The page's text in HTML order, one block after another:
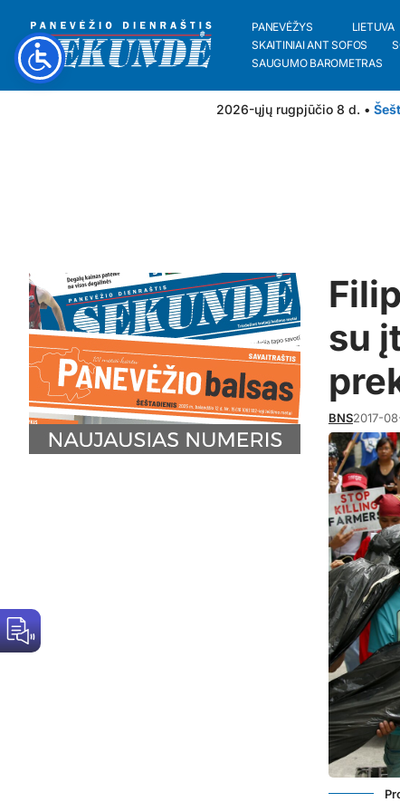
PANEVĖŽYS LIETUVA
SKAITINIAI ANT SOFOS
SAUGUMO BAROMETRAS
2026-ųjų rugpjūčio 8 d. •
su
BNS2017-